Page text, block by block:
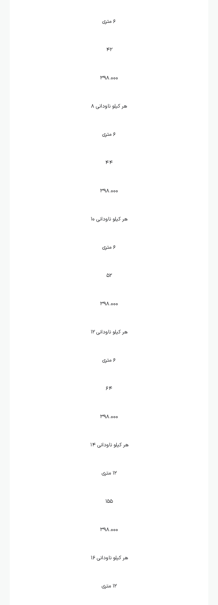
۶ متری
۴۲
۳۹۸.۰۰۰
هر کیلو ناودانی ۸
۶ متری
۴۴
۳۹۸.۰۰۰
هر کیلو ناودانی ۱۰
۶ متری
۵۲
۳۹۸.۰۰۰
هر کیلو ناودانی ۱۲
۶ متری
۶۴
۳۹۸.۰۰۰
هر کیلو ناودانی ۱۴
۱۲ متری
۱۵۵
۳۹۸.۰۰۰
هر کیلو ناودانی ۱۶
۱۲ متری